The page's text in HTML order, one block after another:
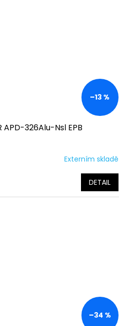
–13 %
APD-326Alu-Nsl EPB
Externím skladě
DETAIL
–34 %